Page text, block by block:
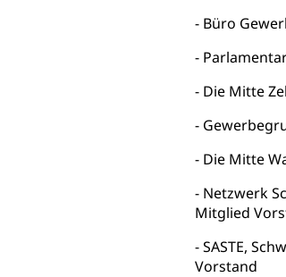
Büro
Die Mitte
Die Mitte
Netzwerk
Mitglied
SASTE,
Vorstand